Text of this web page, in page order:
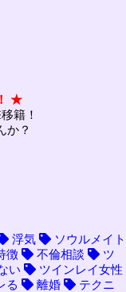
★
籍！
か？
浮気
ソウルメイト
徴 不倫相談
ツ
い
ツインレイ女性
る 離婚
テクニ